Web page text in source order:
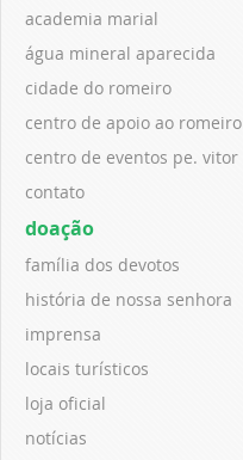
academia marial
água mineral aparecida
cidade do romeiro
centro de apoio ao romeiro
centro de eventos pe. vitor
contato
doação
família dos devotos
história de nossa senhora
imprensa
locais turísticos
loja oficial
notícias